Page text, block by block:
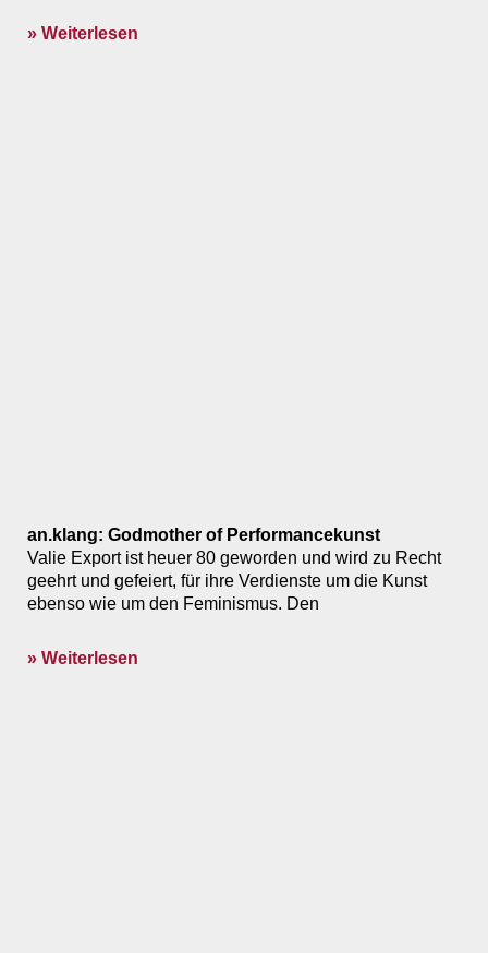
» Weiterlesen
an.klang: Godmother of Performancekunst
Valie Export ist heuer 80 geworden und wird zu Recht
geehrt und gefeiert, für ihre Verdienste um die Kunst
ebenso wie um den Feminismus. Den
» Weiterlesen